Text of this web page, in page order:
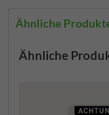
Ähnliche
Ähnliche